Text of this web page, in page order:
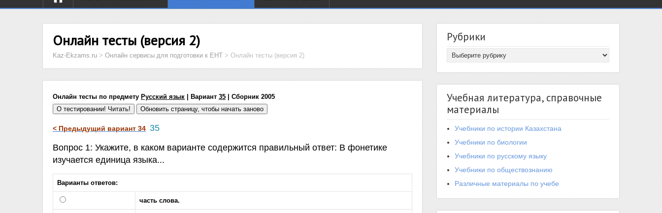
Онлайн тесты (версия 2)
Kaz-Ekzams.ru > Онлайн сервисы для подготовки к ЕНТ > Онлайн тесты (версия 2)
Онлайн тесты по предмету Русский язык | Вариант 35 | Сборник 2005
< Предыдущий вариант 34 35
Вопрос 1: Укажите, в каком варианте содержится правильный ответ: В фонетике
изучается единица языка...
Варианты ответов:
часть слова.
Рубрики
Учебная литература, справочные
материалы
Учебники по истории Казахстана
Учебники по биологии
Учебники по русскому языку
Учебники по обществознанию
Различные материалы по учебе